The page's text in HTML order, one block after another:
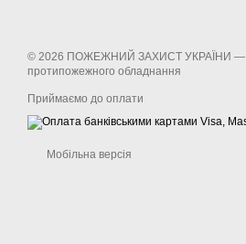
© 2026 ПОЖЕЖНИЙ ЗАХИСТ УКРАЇНИ —
протипожежного обладнання
Приймаємо до оплати
Мобільна версія